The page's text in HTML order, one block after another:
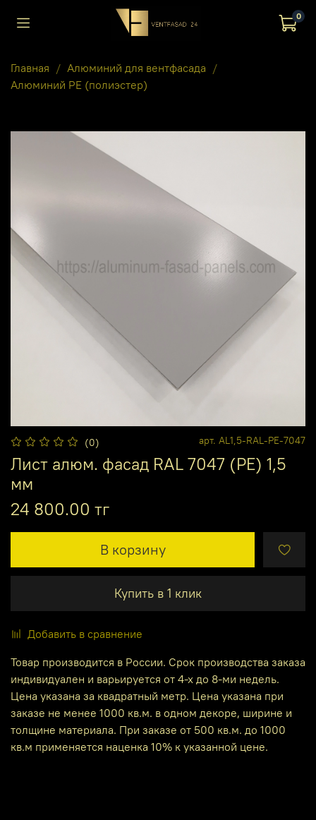
0
Главная
Алюминий для вентфасада
Алюминий PE (полиэстер)
(0) арт. AL1,5-RAL-PE-7047
Лист алюм. фасад RAL 7047 (PE) 1,5
мм
24 800.00 тг
В корзину
Купить в 1 клик
Добавить в сравнение
Товар производится в России. Срок производства заказа
индивидуален и варьируется от 4-х до 8-ми недель.
Цена указана за квадратный метр. Цена указана при
заказе не менее 1000 кв.м. в одном декоре, ширине и
толщине материала. При заказе от 500 кв.м. до 1000
кв.м применяется наценка 10% к указанной цене.